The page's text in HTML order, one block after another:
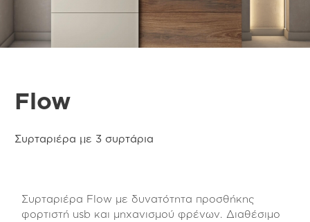
Flow
Συρταριέρα με 3 συρτάρια
Συρταριέρα Flow με δυνατότητα προσθήκης
φορτιστή usb και μηχανισμού φρένων. Διαθέσιμο